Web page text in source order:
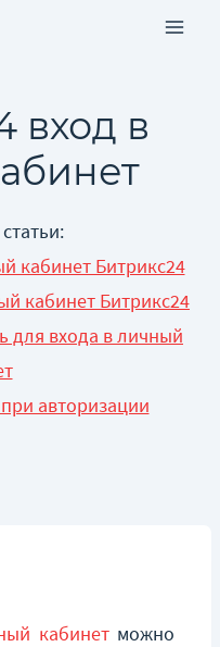
вход в
кабинет Битрикс24
кабинет Битрикс24
для входа в личный
авторизации
кабинетможно